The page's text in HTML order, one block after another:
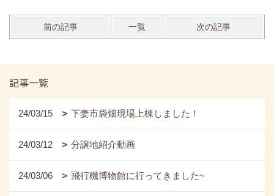
前の記事 一覧 次の記事
記事一覧
24/03/15 下妻市袋畑現場上棟しました！
24/03/12 分譲地紹介動画
24/03/06 飛行機博物館に行ってきました~